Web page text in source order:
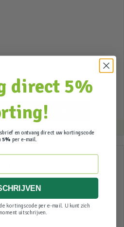
315mm
AAN WINKELWAGEN
direct 5%
en ontvang direct uw kortingscode
5% per e-mail.
kortingscode per e-mail. U kunt zich
uitschrijven.